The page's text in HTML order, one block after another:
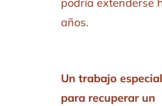
podría extenderse
años.
Un trabajo
para recuperar un